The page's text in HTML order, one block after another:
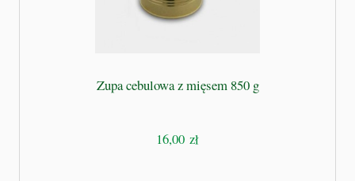
Zupa cebulowa z mięsem 850 g
16,00 zł